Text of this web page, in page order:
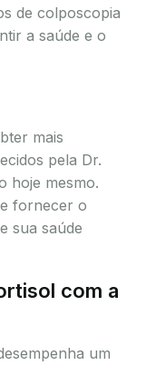
de colposcopia
a saúde e o
mais
pela Dr.
hoje mesmo.
fornecer o
sua saúde
com a
um